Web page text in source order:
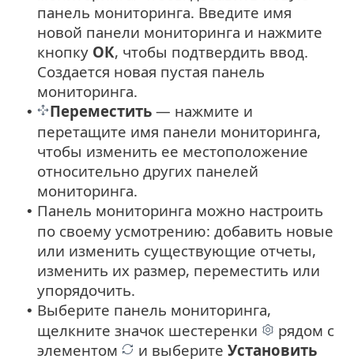
панель мониторинга. Введите имя
новой панели мониторинга и нажмите
кнопку ОК, чтобы подтвердить ввод.
Создается новая пустая панель
мониторинга.
• Переместить — нажмите и
перетащите имя панели мониторинга,
чтобы изменить ее местоположение
относительно других панелей
мониторинга.
• Панель мониторинга можно настроить
по своему усмотрению: добавить новые
или изменить существующие отчеты,
изменить их размер, переместить или
упорядочить.
• Выберите панель мониторинга,
щелкните значок шестеренки
рядом с
элементом
и выберите Установить